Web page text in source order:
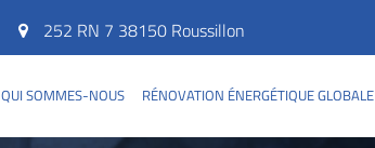
252 RN 7 38150 Roussillon
QUI SOMMES-NOUS RÉNOVATION ÉNERGÉTIQUE GLOBALE